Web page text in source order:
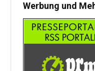
Werbung und